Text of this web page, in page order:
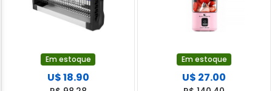
Em estoque
U$ 18.90
Em estoque
U$ 27.00